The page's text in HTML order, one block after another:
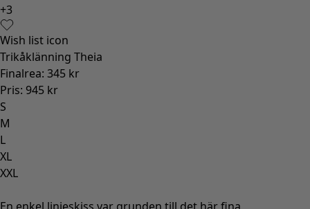
+3
Wish list icon
Trikåklänning Theia
Finalrea: 345 kr
Pris: 945 kr
S
M
L
XL
XXL